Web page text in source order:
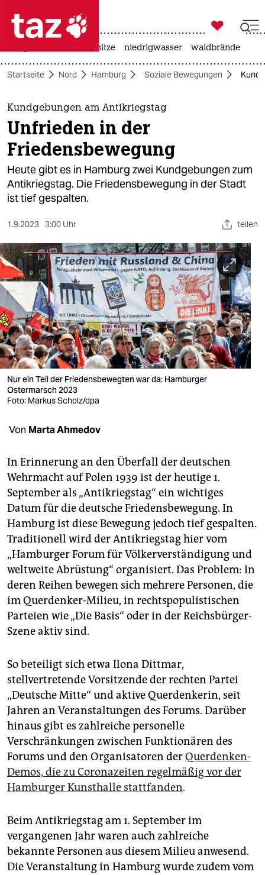
 taz zahl ich
taz zahl ich
themen
politik
öko
gesellschaft
sport
berlin
nord
wahrheit
verlag
verlag
veranstaltungen
unterstützen
abo
genossenschaft
epaper login

taz zahl ich
hitze niedrigwasser waldbrände
Startseite Nord Hamburg Soziale Bewegungen
Kundgebungen am Antikriegstag
Unfrieden in der
Friedensbewegung
Heute gibt es in Hamburg zwei Kundgebungen zum
Antikriegstag. Die Friedensbewegung in der Stadt
ist tief gespalten.
1.9.2023 3:00 Uhr teilen
Nur ein Teil der Friedensbewegten war da: Hamburger
Ostermarsch 2023
Foto: Markus Scholz/dpa
Von Marta Ahmedov
In Erinnerung an den Überfall der deutschen
Wehrmacht auf Polen 1939 ist der heutige 1.
September als „Antikriegstag“ ein wichtiges
Datum für die deutsche Friedensbewegung. In
Hamburg ist diese Bewegung jedoch tief gespalten.
Traditionell wird der Antikriegstag hier vom
„Hamburger Forum für Völkerverständigung und
weltweite Abrüstung“ organisiert. Das Problem: In
deren Reihen bewegen sich mehrere Personen, die
im Querdenker-Milieu, in rechtspopulistischen
Parteien wie „Die Basis“ oder in der Reichsbürger-
Szene aktiv sind.
So beteiligt sich etwa Ilona Dittmar,
stellvertretende Vorsitzende der rechten Partei
„Deutsche Mitte“ und aktive Querdenkerin, seit
Jahren an Veranstaltungen des Forums. Darüber
hinaus gibt es zahlreiche personelle
Verschränkungen zwischen Funktionären des
Forums und den Organisatoren derQuerdenken-
Demos, die zu Coronazeiten regelmäßig vor der
Hamburger Kunsthalle stattfanden.
Beim Antikriegstag am 1. September im
vergangenen Jahr waren auch zahlreiche
bekannte Personen aus diesem Milieu anwesend.
Die Veranstaltung in Hamburg wurde zudem vom